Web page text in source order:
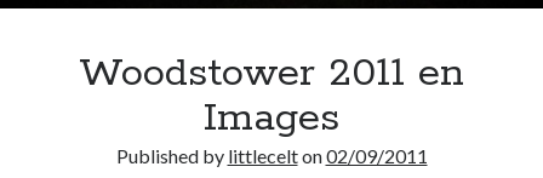
Quel Lyonnais es-tu, Renaud Ducher ?
A quand une véritable place pour le vélo à Caluire dans la Métropole de
Comment je vis ma vie sur un vélo
Woodstower 2011 en
Images
Published by littlecelton02/09/2011